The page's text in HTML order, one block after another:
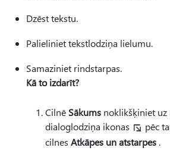
Dzēst tekstu.
Palieliniet tekstlodziņa lielumu.
Samaziniet rindstarpas.
Kā to izdarīt?
Cilnē Sākums noklikšķiniet uz
dialoglodziņa ikonas
pēc
cilnes Atkāpes un atstarpes .